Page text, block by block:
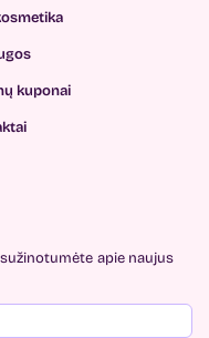
kuponai
apie naujus